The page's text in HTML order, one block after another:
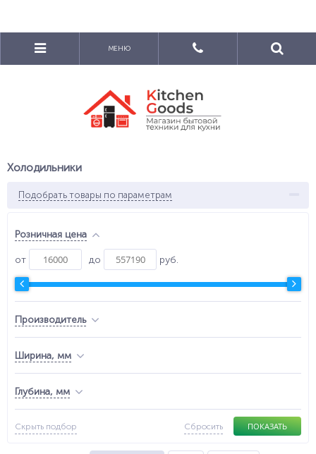
МЕНЮ
Холодильники
Подобрать товары по параметрам
Розничная цена
от до руб.
Производитель
Ширина, мм
Глубина, мм
Скрыть подбор ПОКАЗАТЬ
Сбросить